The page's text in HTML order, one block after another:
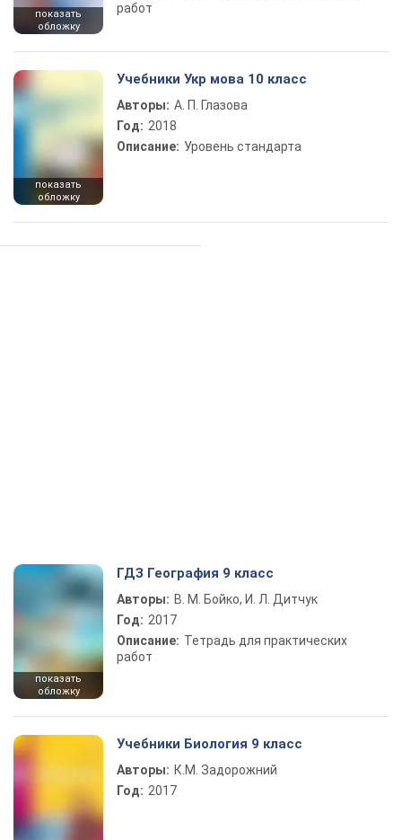
показать
обложку
работ
показать
обложку
Учебники Укр мова 10 класс
Авторы: А. П. Глазова
Год: 2018
Описание: Уровень стандарта
показать
обложку
ГДЗ География 9 класс
Авторы: В. М. Бойко, И. Л. Дитчук
Год: 2017
Описание: Тетрадь для практических
работ
Учебники Биология 9 класс
Авторы: К.М. Задорожний
Год: 2017